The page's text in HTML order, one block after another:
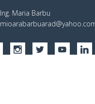
Ing. Maria Barbu